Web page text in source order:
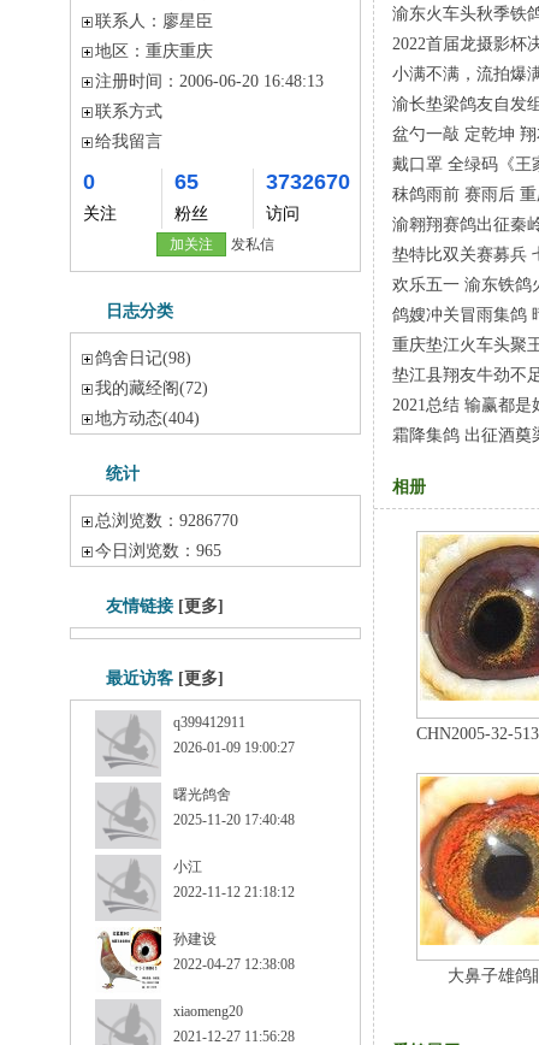
联系人： 廖星臣
地区： 重庆重庆
注册时间： 2006-06-20 16:48:13
联系方式
给我留言
0
关注
65
粉丝
3732670
访问
加关注 发私信
日志分类
鸽舍日记(98)
我的藏经阁(72)
地方动态(404)
统计
总浏览数：9286770
今日浏览数：965
友情链接 [更多]
最近访客 [更多]
q399412911
2026-01-09 19:00:27
曙光鸽舍
2025-11-20 17:40:48
小江
2022-11-12 21:18:12
孙建设
2022-04-27 12:38:08
xiaomeng20
2021-12-27 11:56:28
渝东火车头秋季铁
2022首届龙摄影杯
小满不满，流拍爆
渝长垫梁鸽友自发
盆勺一敲 定乾坤
戴口罩 全绿码《王
秣鸽雨前 赛雨后
渝翱翔赛鸽出征秦
垫特比双关赛募兵
欢乐五一 渝东铁鸽
鸽嫂冲关冒雨集鸽
重庆垫江火车头聚
垫江县翔友牛劲不
2021总结 输赢都是
霜降集鸽 出征酒奠
相册
CHN2005-32-
大鼻子雄鸽